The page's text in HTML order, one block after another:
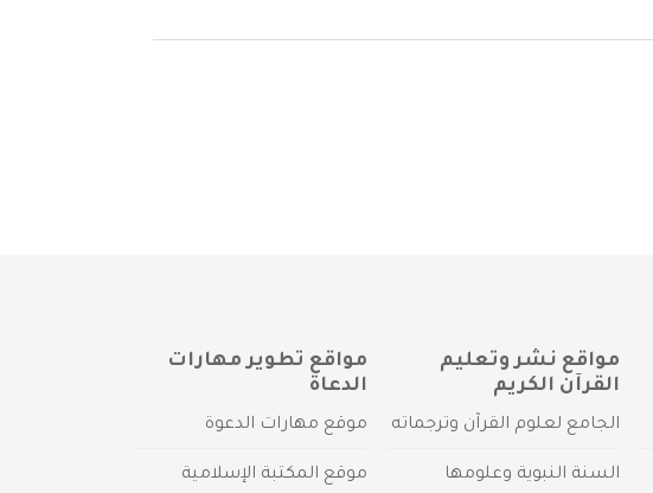
مواقع نشر وتعليم
القرآن الكريم
الجامع لعلوم القرآن وترجماته
السنة النبوية وعلومها
مواقع تطوير مهارات
الدعاة
موقع مهارات الدعوة
موقع المكتبة الإسلامية